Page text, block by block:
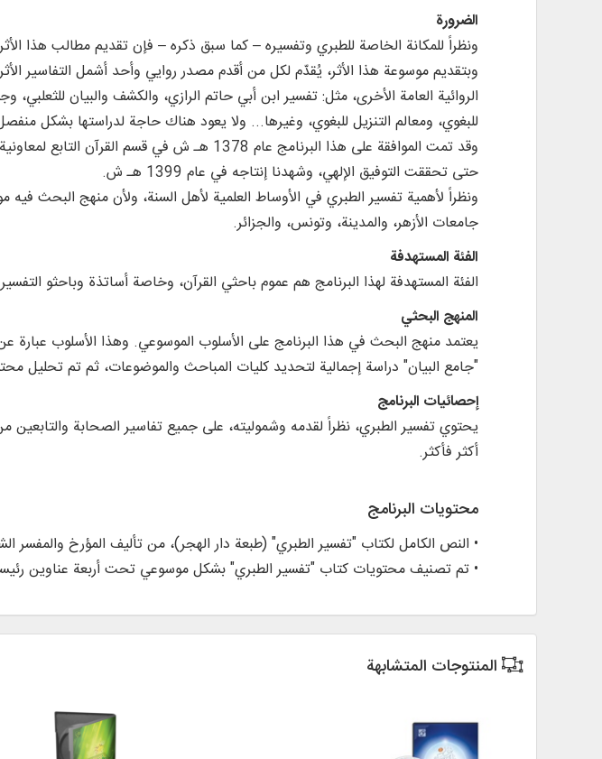
الضرورة
ونظراً للمكانة الخاصة للطبري وتفسيره – كما سبق ذكره – فإن تقديم مطالب هذا
وبتقديم موسوعة هذا الأثر، يُقدّم لكل من أقدم مصدر روايي وأحد أشمل التفاسير
الروائية العامة الأخرى، مثل: تفسير ابن أبي حاتم الرازي، والكشف والبيان للثعلبي،
للبغوي، ومعالم التنزيل للبغوي، وغيرها... ولا يعود هناك حاجة لدراستها بشكل
وقد تمت الموافقة على هذا البرنامج عام 1378
حتى تحققت التوفيق الإلهي، وشهدنا إنتاجه في عام 1399 هـ ش.
ونظراً لأهمية تفسير الطبري في الأوساط العلمية لأهل السنة، ولأن منهج البحث
جامعات الأزهر، والمدينة، وتونس، والجزائر.
الفئة المستهدفة
الفئة المستهدفة لهذا البرنامج هم عموم باحثي القرآن، وخاصة أساتذة وباحثو
المنهج البحثي
يعتمد منهج البحث في هذا البرنامج على الأسلوب الموسوعي. وهذا الأسلوب
"جامع البيان" دراسة إجمالية لتحديد كليات المباحث والموضوعات، ثم تم تحليل
إحصائيات البرنامج
يحتوي تفسير الطبري، نظراً لقدمه وشموليته، على جميع تفاسير الصحابة والتابعين
أكثر فأكثر.
محتويات البرنامج
• النص الكامل لكتاب "تفسير الطبري" (طبعة دار الهجر)، من تأليف المؤرخ والمفسر
• تم تصنيف محتويات كتاب "تفسير الطبري" بشكل موسوعي تحت أربعة عناوين رئيسية:
المنتوجات المتشابهة